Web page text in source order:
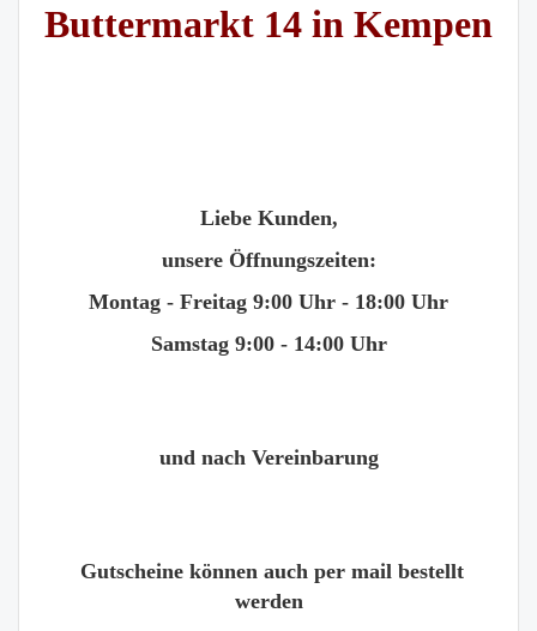
Buttermarkt 14 in Kempen
Liebe Kunden,
unsere Öffnungszeiten:
Montag - Freitag 9:00 Uhr - 18:00 Uhr
Samstag 9:00 - 14:00 Uhr
und nach Vereinbarung
Gutscheine können auch per mail bestellt
werden